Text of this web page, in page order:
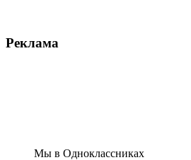
Реклама
Мы в Одноклассниках